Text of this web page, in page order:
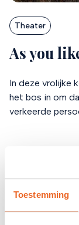
Toestemming
Theater
As you
In deze vrolijke
het bos in om
verkeerde